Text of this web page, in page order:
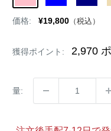
価格:
販
¥19,800 （税込）
獲得ポイント: 2,970
量: